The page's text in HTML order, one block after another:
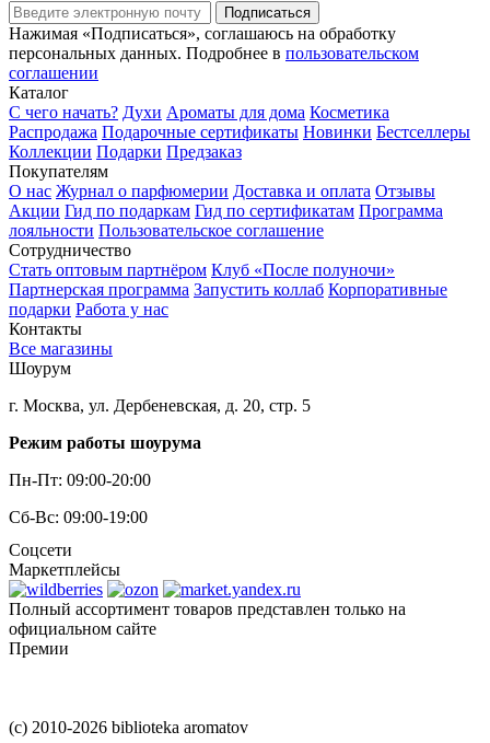
Подписаться
Нажимая «Подписаться», соглашаюсь на обработку
персональных данных. Подробнее в пользовательском
соглашении
Каталог
С чего начать? Духи Ароматы для дома Косметика
Распродажа Подарочные сертификаты Новинки Бестселлеры
Коллекции Подарки Предзаказ
Покупателям
О нас Журнал о парфюмерии Доставка и оплата Отзывы
Акции Гид по подаркам Гид по сертификатам Программа
лояльности Пользовательское соглашение
Сотрудничество
Стать оптовым партнёром Клуб «После полуночи»
Партнерская программа Запустить коллаб Корпоративные
подарки Работа у нас
Контакты
Все магазины
Шоурум
г. Москва, ул. Дербеневская, д. 20, стр. 5
Режим работы шоурума
Пн-Пт: 09:00-20:00
Сб-Вс: 09:00-19:00
Соцсети
Маркетплейсы
Полный ассортимент товаров представлен только на
официальном сайте
Премии
(c) 2010-2026 biblioteka aromatov